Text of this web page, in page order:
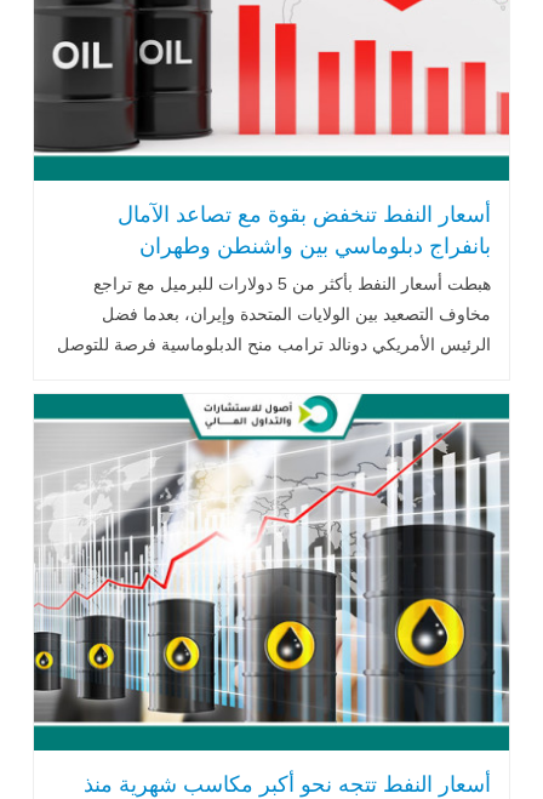
أسعار النفط تنخفض بقوة مع تصاعد الآمال
بانفراج دبلوماسي بين واشنطن وطهران
هبطت أسعار النفط بأكثر من 5 دولارات للبرميل مع تراجع
مخاوف التصعيد بين الولايات المتحدة وإيران، بعدما فضل
الرئيس الأمريكي دونالد ترامب منح الدبلوماسية فرصة للتوصل
الأسواق مراقبة اضطرابات الملاحة، وقرارات أوبك+ بشأن زيادة
الإنتاج، وتأثيرها على مستقبل الإمدادات وأسعار الطاقة العالمية.
أسعار النفط تتجه نحو أكبر مكاسب شهرية منذ